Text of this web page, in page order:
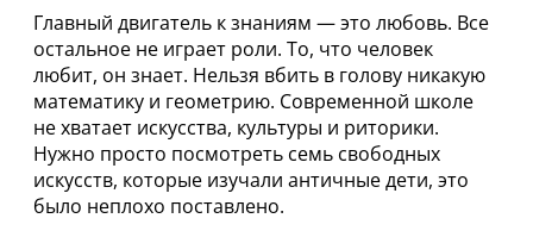
Главный двигатель к знаниям — это любовь. Все
остальное не играет роли. То, что человек
любит, он знает. Нельзя вбить в голову никакую
математику и геометрию. Современной школе
не хватает искусства, культуры и риторики.
Нужно просто посмотреть семь свободных
искусств, которые изучали античные дети, это
было неплохо поставлено.